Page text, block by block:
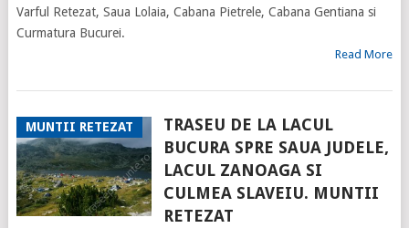
Varful Retezat, Saua Lolaia, Cabana Pietrele, Cabana Gentiana si
Curmatura Bucurei.
Read More
MUNTII RETEZAT
TRASEU DE LA LACUL
BUCURA SPRE SAUA JUDELE,
LACUL ZANOAGA SI
CULMEA SLAVEIU. MUNTII
RETEZAT